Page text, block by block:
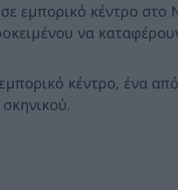
εμπορικό κέντρο στο
να
κέντρο, ένα